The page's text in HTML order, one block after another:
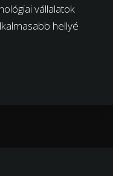
vállalatok
hellyé